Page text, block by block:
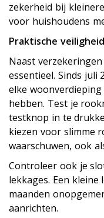
zekerheid bij
voor huishoudens
Praktische
Naast
essentieel. Sinds juli
elke
hebben. Test je
testknop in te
kiezen voor slimme
waarschuwen, ook
Controleer ook je
lekkages. Een
maanden
aanrichten.